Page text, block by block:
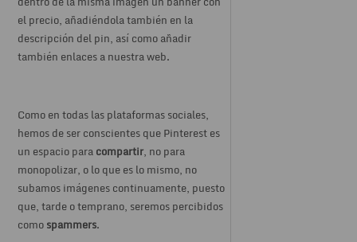
el precio, añadiéndola también en la
descripción del pin, así como añadir
también enlaces a nuestra web.
Como en todas las plataformas sociales,
hemos de ser conscientes que Pinterest es
un espacio paracompartir, no para
monopolizar, o lo que es lo mismo, no
subamos imágenes continuamente, puesto
que, tarde o temprano, seremos percibidos
comospammers.